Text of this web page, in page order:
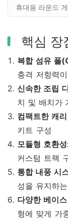
휴대용 라운드
핵심 장
복합 섬유 폴
충격 저항력
신속한 조립
치 및 배치가
컴팩트한 캐
키트 구성
모듈형 호환
커스텀 트랙
통합 내풍 시
성을 유지하
다양한 베이
형에 맞게 가